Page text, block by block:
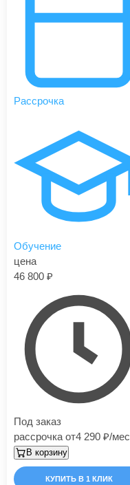
Рассрочка
Обучение
цена
46 800
Под заказ
рассрочка от4 290 /мес
В корзину
КУПИТЬ В 1 КЛИК